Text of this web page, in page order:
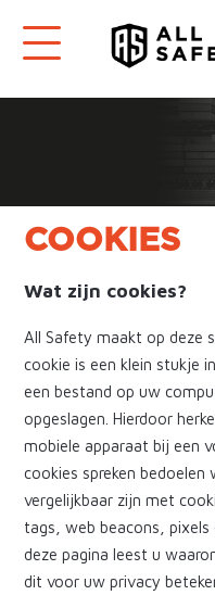
COOKIES
Wat zijn cookies?
All Safety maakt op deze
cookie is een klein stukje
een bestand op uw
opgeslagen. Hierdoor
mobiele apparaat bij een
cookies spreken bedoelen
vergelijkbaar zijn met
tags, web beacons, pixels
deze pagina leest u
dit voor uw privacy